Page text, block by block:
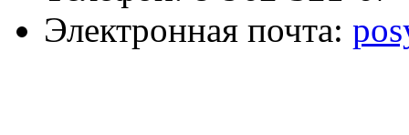
Электронная почта: